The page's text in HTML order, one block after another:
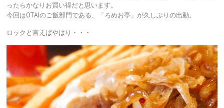
ったらかなりお買い得だと思います。
今回はOTAIのご飯部門である、「ろめお亭」が久しぶりの出動。
ロックと言えばやはり・・・